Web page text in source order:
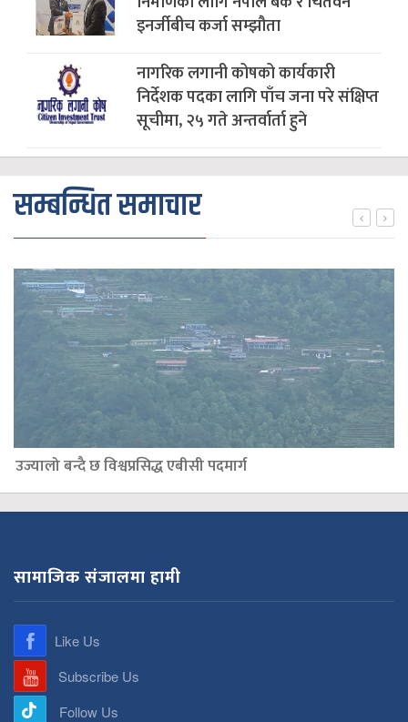
इनर्जीबीच कर्जा सम्झौता
नागरिक लगानी कोषको कार्यकारी
निर्देशक पदका लागि पाँच जना परे संक्षिप्त
सूचीमा, २५ गते अन्तर्वार्ता हुने
सम्बन्धित समाचार
उज्यालो बन्दै छ विश्वप्रसिद्ध एबीसी पदमार्ग
सामाजिक संजालमा हामी
Like Us
Subscribe Us
Follow Us